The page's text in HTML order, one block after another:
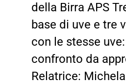
della Birra APS
base di uve e tre
con le stesse
confronto da
Relatrice: Michela